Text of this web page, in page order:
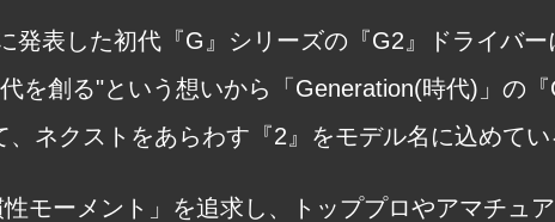
発表した初代『G』シリーズの『G2』ドライバー
を創る"という想いから「Generation(時代)」の『
、ネクストをあらわす『2』をモデル名に込めてい
モーメント」を追求し、トッププロやアマチュ